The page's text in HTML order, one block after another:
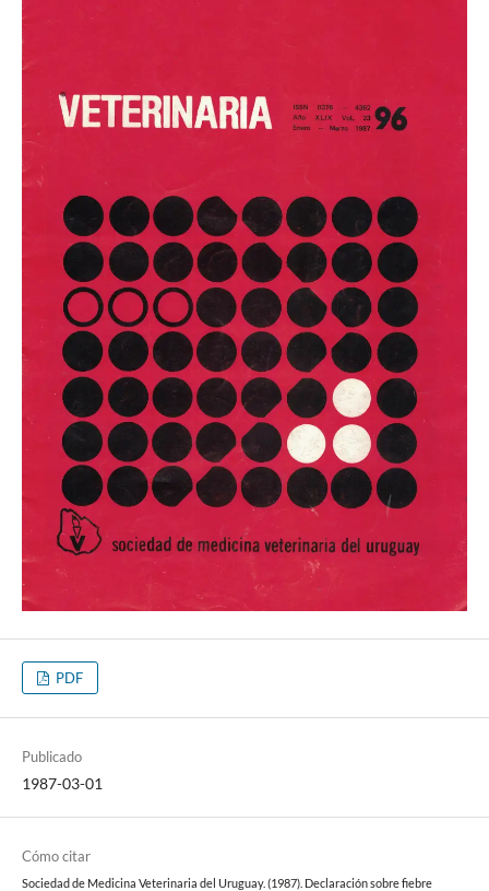
PDF
Publicado
1987-03-01
Cómo citar
Sociedad de Medicina Veterinaria del Uruguay. (1987). Declaración sobre fiebre